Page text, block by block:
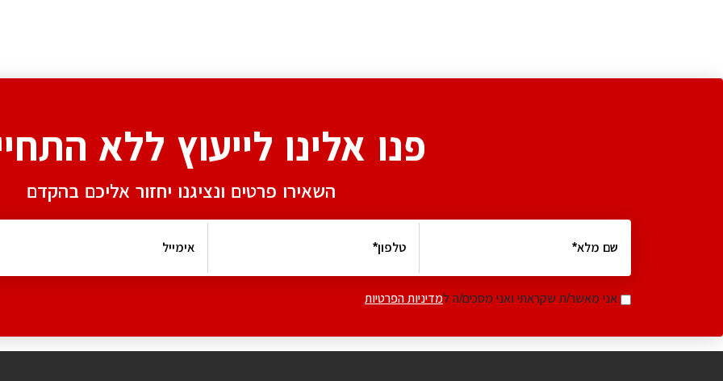
פנו אלינו לייעוץ ללא
השאירו פרטים ונציגנו יחזור אליכם בהקדם
אני מאשר/ת שקראתי ואני מסכים/ה למדיניות הפרטיות